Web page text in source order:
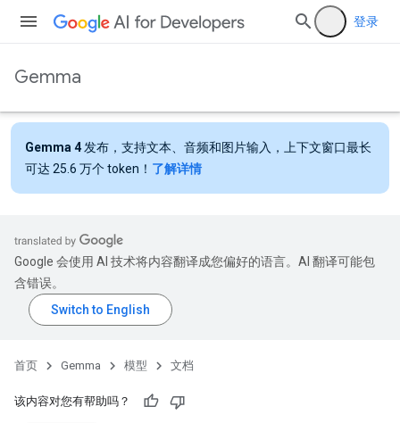
登录
Gemma
Gemma 4 发布，支持文本、音频和图片输入，上下文窗口最长
可达 25.6 万个 token！ 了解详情
Google 会使用 AI 技术将内容翻译成您偏好的语言。AI 翻译可能包
含错误。
首页 Gemma 模型 文档
该内容对您有帮助吗？